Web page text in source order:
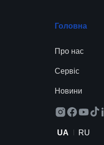
Головна
Про нас
Сервіc
Новини
UA RU